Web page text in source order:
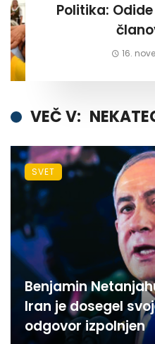
Politika: Odide jih 30 pride 600
16.
VEČ V:
Benjamin
Iran je dosegel
odgovor izpolnjen
SVET